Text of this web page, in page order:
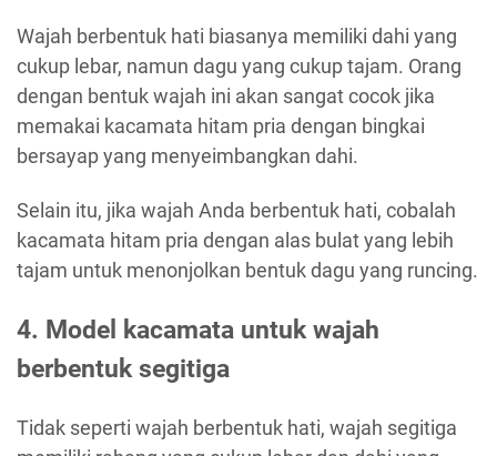
Wajah berbentuk hati biasanya memiliki dahi yang
cukup lebar, namun dagu yang cukup tajam. Orang
dengan bentuk wajah ini akan sangat cocok jika
memakai kacamata hitam pria dengan bingkai
bersayap yang menyeimbangkan dahi.
Selain itu, jika wajah Anda berbentuk hati, cobalah
kacamata hitam pria dengan alas bulat yang lebih
tajam untuk menonjolkan bentuk dagu yang runcing.
4. Model kacamata untuk wajah
berbentuk segitiga
Tidak seperti wajah berbentuk hati, wajah segitiga